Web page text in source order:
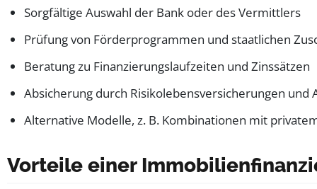
Sorgfältige Auswahl der Bank oder des Vermittlers
Prüfung von Förderprogrammen und staatlichen
Beratung zu Finanzierungslaufzeiten und Zinssätzen
Absicherung durch Risikolebensversicherungen und
Alternative Modelle, z. B. Kombinationen mit
Vorteile einer